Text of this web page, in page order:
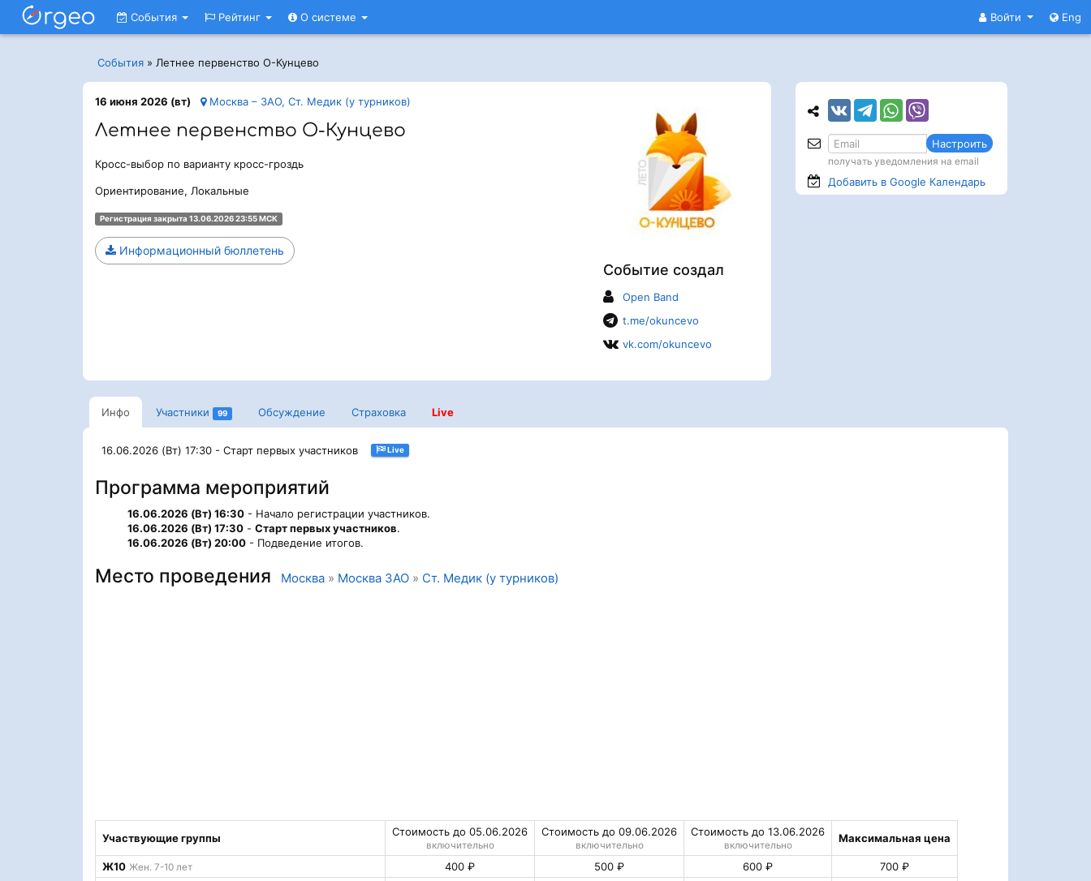
Войти Eng
События Рейтинг О системе
События » Летнее первенство О-Кунцево
Событие создал
Open Band
t.me/okuncevo
vk.com/okuncevo
16 июня 2026 (вт) Москва – ЗАО, Ст. Медик (у турников)
Летнее первенство О-Кунцево
Кросс-выбор по варианту кросс-гроздь
Ориентирование, Локальные
Регистрация закрыта 13.06.2026 23:55 МСК
Информационный бюллетень
Инфо Участники 99 Обсуждение Страховка Live
16.06.2026 (Вт) 17:30 - Старт первых участников Live
Программа мероприятий
16.06.2026 (Вт) 16:30 - Начало регистрации участников.
16.06.2026 (Вт) 17:30 - Старт первых участников.
16.06.2026 (Вт) 20:00 - Подведение итогов.
Место проведения Москва » Москва ЗАО » Ст. Медик (у турников)
Участвующие группы Стоимость до 05.06.2026
включительно
Стоимость до 09.06.2026
включительно
Стоимость до 13.06.2026
включительно
Максимальная цена
Ж10 Жен. 7-10 лет 400 ₽ 500 ₽ 600 ₽
700 ₽
Настроить
получать уведомления на email
Добавить в Google Календарь